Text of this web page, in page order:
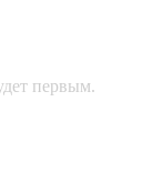
первым.